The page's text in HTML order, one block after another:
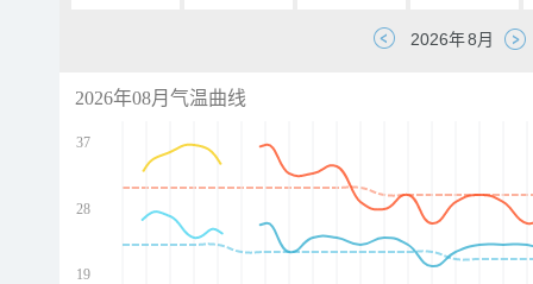
2026年08月气温曲线
37
28
19